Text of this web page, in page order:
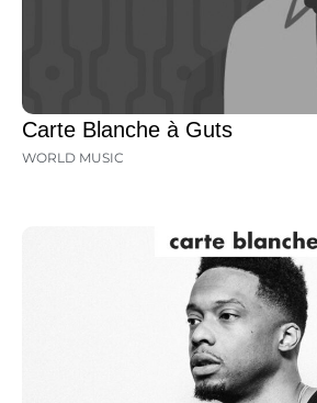
Carte Blanche à Guts
WORLD MUSIC